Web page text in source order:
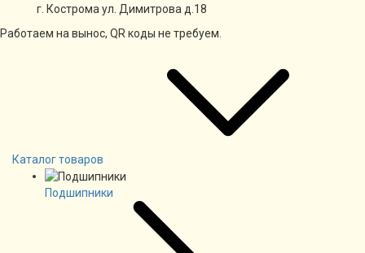
г. Кострома ул. Димитрова д.18
Работаем на вынос, QR коды не требуем.
Каталог товаров
Подшипники